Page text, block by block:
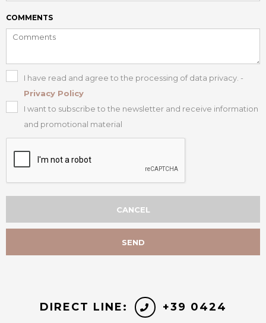
COMMENTS
I have read and agree to the processing of data privacy. -
Privacy Policy
I want to subscribe to the newsletter and receive information
and promotional material
DIRECT LINE:
+39 0424